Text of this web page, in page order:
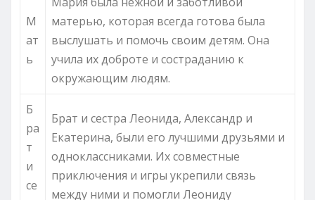
М
ат
ь
матерью, которая всегда готова была
выслушать и помочь своим детям. Она
учила их доброте и состраданию к
окружающим людям.
Б
ра
т
и
се
Брат и сестра Леонида, Александр и
Екатерина, были его лучшими друзьями и
одноклассниками. Их совместные
приключения и игры укрепили связь
между ними и помогли Леониду